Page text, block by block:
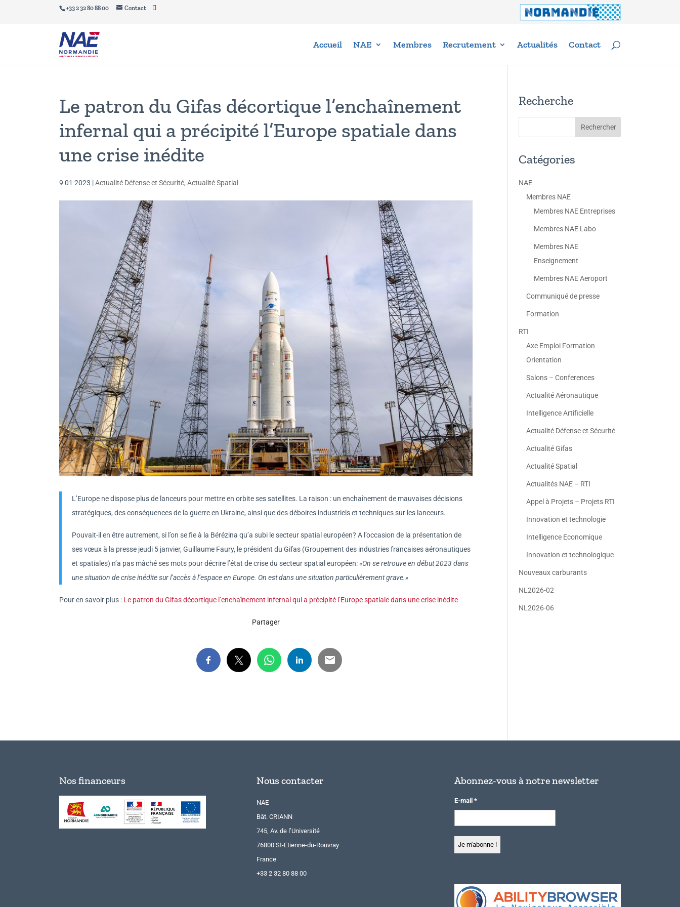
+33 2 32 80 88 00 Contact
Accueil NAE Membres Recrutement Actualités Contact
Le patron du Gifas décortique l’enchaînement
infernal qui a précipité l’Europe spatiale dans
une crise inédite
9 01 2023 |Actualité Défense et Sécurité, Actualité Spatial
L’Europe ne dispose plus de lanceurs pour mettre en orbite ses satellites. La raison : un enchaînement de mauvaises décisions
stratégiques, des conséquences de la guerre en Ukraine, ainsi que des déboires industriels et techniques sur les lanceurs.
Pouvait-il en être autrement, si l’on se fie à la Bérézina qu’a subi le secteur spatial européen? A l’occasion de la présentation de
ses vœux à la presse jeudi 5 janvier, Guillaume Faury, le président du Gifas (Groupement des industries françaises aéronautiques
et spatiales) n’a pas mâché ses mots pour décrire l’état de crise du secteur spatial européen:«On se retrouve en début 2023 dans
une situation de crise inédite sur l’accès à l’espace en Europe. On est dans une situation particulièrement grave.»
Pour en savoir plus : Le patron du Gifas décortique l’enchaînement infernal qui a précipité l’Europe spatiale dans une crise inédite
Partager
Recherche
Catégories
NAE
Membres NAE
Membres NAE Entreprises
Membres NAE Labo
Membres NAE
Enseignement
Membres NAE Aeroport
Communiqué de presse
Formation
RTI
Axe Emploi Formation
Orientation
Salons – Conferences
Actualité Aéronautique
Intelligence Artificielle
Actualité Défense et Sécurité
Actualité Gifas
Actualité Spatial
Actualités NAE – RTI
Appel à Projets – Projets RTI
Innovation et technologie
Intelligence Economique
Innovation et technologique
Nouveaux carburants
NL2026-02
NL2026-06
Nos financeurs Nous contacter
NAE
Bât. CRIANN
745, Av. de l’Université
76800 St-Etienne-du-Rouvray
France
+33 2 32 80 88 00
Abonnez-vous à notre newsletter
E-mail *